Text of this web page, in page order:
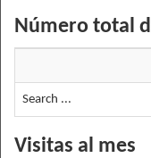
Número total
Search ...
Visitas al mes